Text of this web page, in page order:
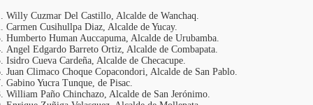
Willy Cuzmar Del Castillo, Alcalde de Wanchaq.
Carmen Cusihullpa Diaz, Alcalde de Yucay.
Humberto Human Auccapuma, Alcalde de Urubamba.
Angel Edgardo Barreto Ortiz, Alcalde de Combapata.
Isidro Cueva Cardeña, Alcalde de Checacupe.
Juan Climaco Choque Copacondori, Alcalde de San Pablo.
Gabino Yucra Tunque, de Pisac.
William Paño Chinchazo, Alcalde de San Jerónimo.